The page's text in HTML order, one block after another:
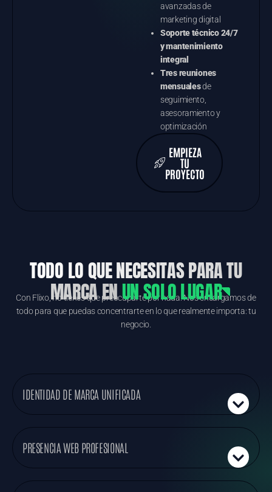
avanzadas de
marketing digital
Soporte técnico 24/7
y mantenimiento
integral
Tres reuniones
mensualesde
seguimiento,
asesoramiento y
optimización
EMPIEZA
TU
PROYECTO
TODO LO QUE NECESITAS PARA TU
MARCA ENUN SOLO LUGAR
Con Flixo, no tienes que preocuparte por nada. Nos encargamos de
todo para que puedas concentrarte en lo que realmente importa: tu
negocio.
IDENTIDAD DE MARCA UNIFICADA
PRESENCIA WEB PROFESIONAL